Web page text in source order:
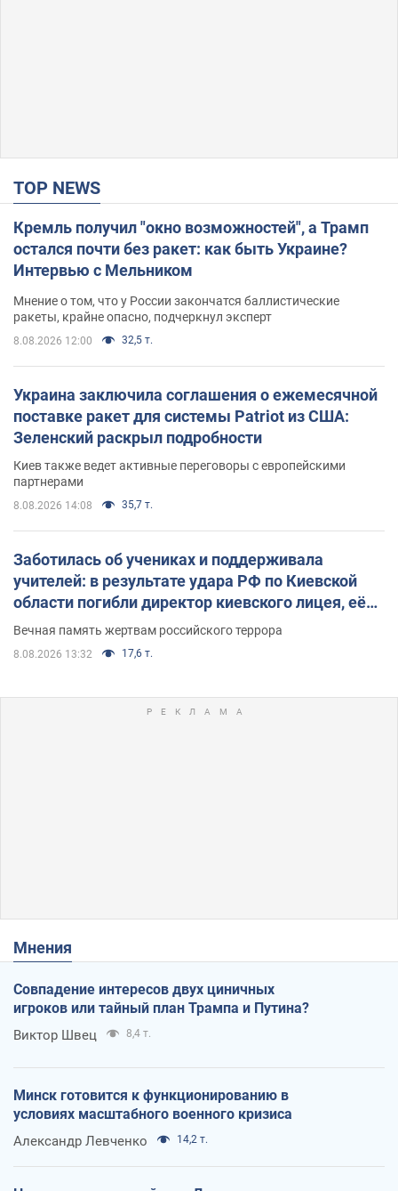
TOP NEWS
Кремль получил "окно возможностей", а Трамп
остался почти без ракет: как быть Украине?
Интервью с Мельником
Мнение о том, что у России закончатся баллистические
ракеты, крайне опасно, подчеркнул эксперт
8.08.2026 12:00 32,5 т.
Украина заключила соглашения о ежемесячной
поставке ракет для системы Patriot из США:
Зеленский раскрыл подробности
Киев также ведет активные переговоры с европейскими
партнерами
8.08.2026 14:08 35,7 т.
Заботилась об учениках и поддерживала
учителей: в результате удара РФ по Киевской
области погибли директор киевского лицея, её
муж и внук
Вечная память жертвам российского террора
8.08.2026 13:32 17,6 т.
Мнения
Совпадение интересов двух циничных
игроков или тайный план Трампа и Путина?
Виктор Швец 8,4 т.
Минск готовится к функционированию в
условиях масштабного военного кризиса
Александр Левченко 14,2 т.